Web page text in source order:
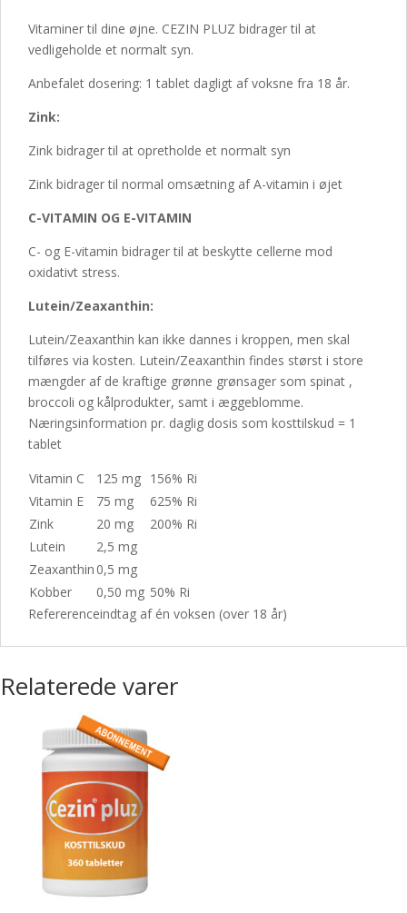
Lutein.
Vitaminer til dine øjne. CEZIN PLUZ bidrager til at
vedligeholde et normalt syn.
Anbefalet dosering: 1 tablet dagligt af voksne fra 18 år.
Zink:
Zink bidrager til at opretholde et normalt syn
Zink bidrager til normal omsætning af A-vitamin i øjet
C-VITAMIN OG E-VITAMIN
C- og E-vitamin bidrager til at beskytte cellerne mod
oxidativt stress.
Lutein/Zeaxanthin:
Lutein/Zeaxanthin kan ikke dannes i kroppen, men skal
tilføres via kosten. Lutein/Zeaxanthin findes størst i store
mængder af de kraftige grønne grønsager som spinat ,
broccoli og kålprodukter, samt i æggeblomme.
Næringsinformation pr. daglig dosis som kosttilskud = 1
tablet
Vitamin C
125 mg 156% Ri
Vitamin E
75 mg
625% Ri
Zink
20 mg
200% Ri
Lutein
2,5 mg
Zeaxanthin 0,5 mg
Kobber
0,50 mg 50% Ri
Refererenceindtag af én voksen (over 18 år)
Relaterede varer